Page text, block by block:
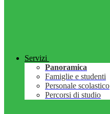
Servizi
Panoramica
Famiglie e studenti
Personale scolastico
Percorsi di studio